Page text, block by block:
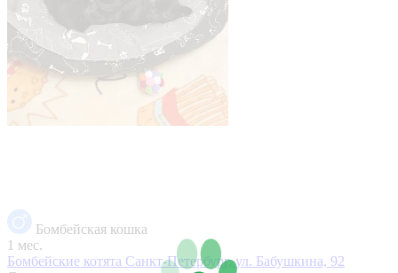
Бомбейская кошка
1 мес.
Бомбейские котята Санкт-Петербург, ул. Бабушкина, 92